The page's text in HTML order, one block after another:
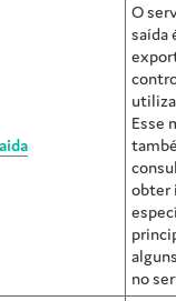
O
saída
Esse
obter
no